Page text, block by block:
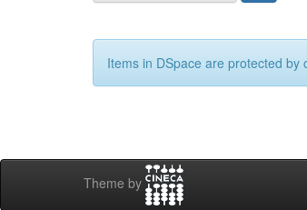
Items in DSpace are protected
Theme by